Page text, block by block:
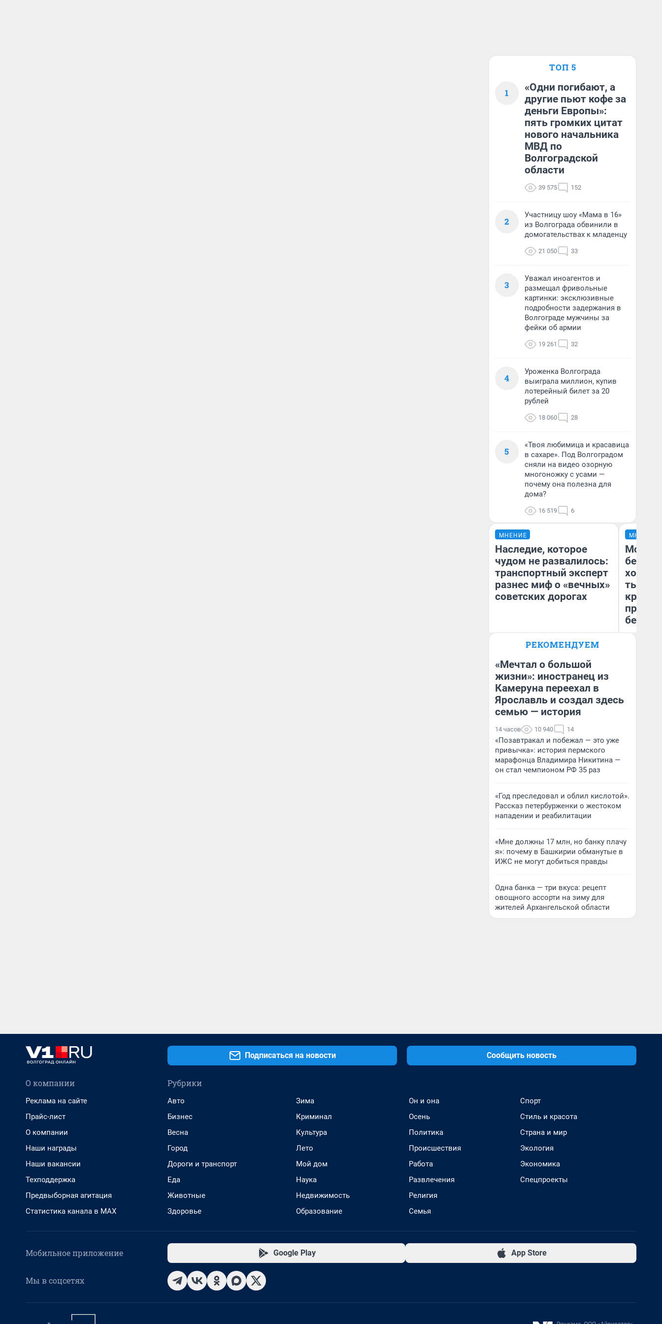
ТОП 5
1
«Одни погибают, а
другие пьют кофе за
деньги Европы»:
пять громких цитат
нового начальника
МВД по
Волгоградской
области
39 575 152
2
Участницу шоу «Мама в 16»
из Волгограда обвинили в
домогательствах к младенцу
21 050 33
3
Уважал иноагентов и
размещал фривольные
картинки: эксклюзивные
подробности задержания в
Волгограде мужчины за
фейки об армии
19 261 32
4
Уроженка Волгограда
выиграла миллион, купив
лотерейный билет за 20
рублей
18 060 28
5
«Твоя любимица и красавица
в сахаре». Под Волгоградом
сняли на видео озорную
многоножку с усами —
почему она полезна для
дома?
16 519 6
МНЕНИЕ
Наследие, которое
чудом не развалилось:
транспортный эксперт
разнес миф о «вечных»
советских дорогах
Блогер, предприниматель,
бизнесе
МНЕНИЕ
Мой
хотела
тысяч,
РЕКОМЕНДУЕМ
«Мечтал о большой
жизни»: иностранец из
Камеруна переехал в
Ярославль и создал здесь
семью — история
14 часов 10 940 14
«Позавтракал и побежал — это уже
привычка»: история пермского
марафонца Владимира Никитина —
он стал чемпионом РФ 35 раз
«Год преследовал и облил кислотой».
Рассказ петербурженки о жестоком
нападении и реабилитации
«Мне должны 17 млн, но банку плачу
я»: почему в Башкирии обманутые в
ИЖС не могут добиться правды
Одна банка — три вкуса: рецепт
овощного ассорти на зиму для
жителей Архангельской области
Подписаться на новости Сообщить новость
О компании
Реклама на сайте
Прайс-лист
О компании
Наши награды
Наши вакансии
Техподдержка
Предвыборная агитация
Статистика канала в MAX
Рубрики
Авто
Бизнес
Весна
Город
Дороги и транспорт
Еда
Животные
Здоровье
Зима
Криминал
Культура
Лето
Мой дом
Наука
Недвижимость
Образование
Он и она
Осень
Политика
Происшествия
Работа
Развлечения
Религия
Семья
Спорт
Стиль и красота
Страна и мир
Экология
Экономика
Спецпроекты
Мобильное приложение Google Play App Store
Мы в соцсетях